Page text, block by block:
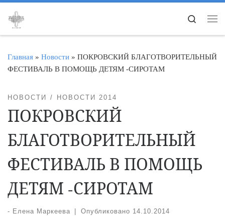
Перейти к содержимому
Search
Главная » Новости » ПОКРОВСКИЙ БЛАГОТВОРИТЕЛЬНЫЙ
ФЕСТИВАЛЬ В ПОМОЩЬ ДЕТЯМ -СИРОТАМ
НОВОСТИ НОВОСТИ 2014
ПОКРОВСКИЙ
БЛАГОТВОРИТЕЛЬНЫЙ
ФЕСТИВАЛЬ В ПОМОЩЬ
ДЕТЯМ -СИРОТАМ
- Елена Маркеева Опубликовано 14.10.2014